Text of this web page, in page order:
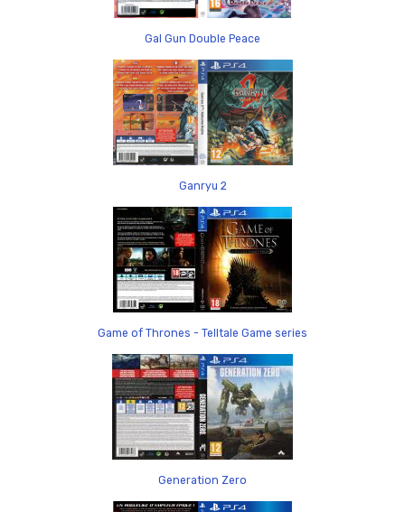
Gal Gun Double Peace
Ganryu 2
Game of Thrones - Telltale Game series
Generation Zero